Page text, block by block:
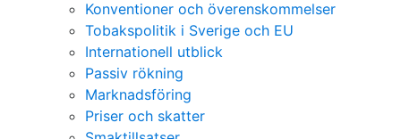
Konventioner och överenskommelser
Tobakspolitik i Sverige och EU
Internationell utblick
Passiv rökning
Marknadsföring
Priser och skatter